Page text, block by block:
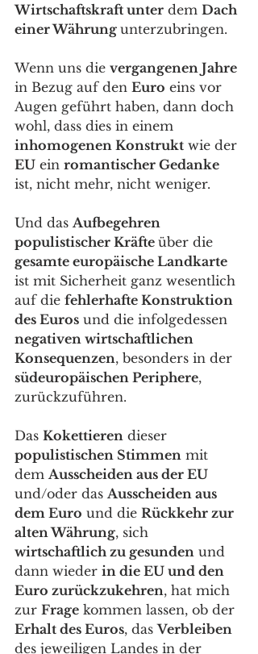
Wirtschaftskraft unter dem Dach
einer Währung unterzubringen.
Wenn uns die vergangenen Jahre
in Bezug auf den Euro eins vor
Augen geführt haben, dann doch
wohl, dass dies in einem
inhomogenen Konstrukt wie der
EU ein romantischer Gedanke
ist, nicht mehr, nicht weniger.
Und das Aufbegehren
populistischer Kräfte über die
gesamte europäische Landkarte
ist mit Sicherheit ganz wesentlich
auf die fehlerhafte Konstruktion
des Euros und die infolgedessen
negativen wirtschaftlichen
Konsequenzen, besonders in der
südeuropäischen Periphere,
zurückzuführen.
Das Kokettieren dieser
populistischen Stimmen mit
dem Ausscheiden aus der EU
und/oder das Ausscheiden aus
dem Euro und die Rückkehr zur
alten Währung, sich
wirtschaftlich zu gesunden und
dann wieder in die EU und den
Euro zurückzukehren, hat mich
zur Frage kommen lassen, ob der
Erhalt des Euros, das Verbleiben
des jeweiligen Landes in der